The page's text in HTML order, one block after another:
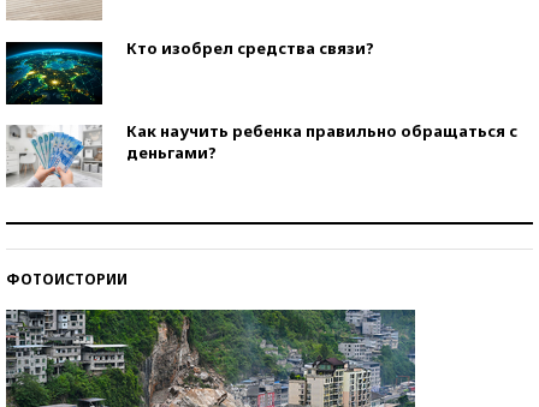
Кто изобрел средства связи?
Как научить ребенка правильно обращаться с
деньгами?
ФОТОИСТОРИИ